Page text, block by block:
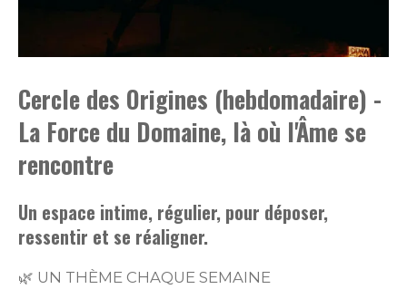
Cercle des Origines (hebdomadaire) -
La Force du Domaine, là où l'Âme se
rencontre
Un espace intime, régulier, pour déposer,
ressentir et se réaligner.
🌿 UN THÈME CHAQUE SEMAINE